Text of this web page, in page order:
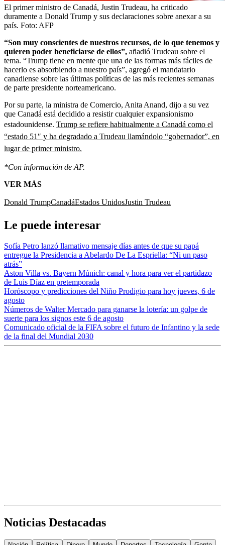
El primer ministro de Canadá, Justin Trudeau, ha criticado
duramente a Donald Trump y sus declaraciones sobre anexar a su
país. Foto: AFP
“Son muy conscientes de nuestros recursos, de lo que tenemos y
quieren poder beneficiarse de ellos”, añadió Trudeau sobre el
tema. “Trump tiene en mente que una de las formas más fáciles de
hacerlo es absorbiendo a nuestro país”, agregó el mandatario
canadiense sobre las últimas políticas de las más recientes semanas
de parte presidente norteamericano.
Por su parte, la ministra de Comercio, Anita Anand, dijo a su vez
que Canadá está decidido a resistir cualquier expansionismo
estadounidense. Trump se refiere habitualmente a Canadá como el
“estado 51″ y ha degradado a Trudeau llamándolo “gobernador”, en
lugar de primer ministro.
*Con información de AP.
VER MÁS
Donald TrumpCanadáEstados UnidosJustin Trudeau
Le puede interesar
Sofía Petro lanzó llamativo mensaje días antes de que su papá
entregue la Presidencia a Abelardo De La Espriella: “Ni un paso
atrás”
Aston Villa vs. Bayern Múnich: canal y hora para ver el partidazo
de Luis Díaz en pretemporada
Horóscopo y predicciones del Niño Prodigio para hoy jueves, 6 de
agosto
Números de Walter Mercado para ganarse la lotería: un golpe de
suerte para los signos este 6 de agosto
Comunicado oficial de la FIFA sobre el futuro de Infantino y la sede
de la final del Mundial 2030
Noticias Destacadas